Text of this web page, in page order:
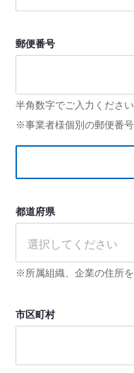
郵便番号
半角数字でご入力くださ
※事業者様個別の郵便番
都道府県
選択してください
※所属組織、企業の住所を
市区町村